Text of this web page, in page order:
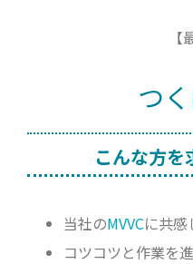
つ
こんな方を
当社のMVVCに共
コツコツと作業を